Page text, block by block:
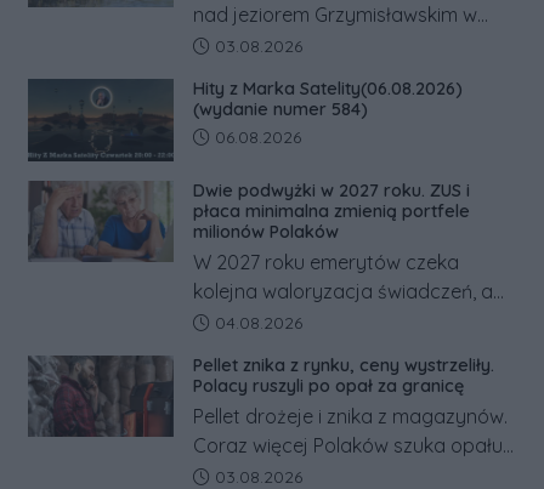
nad jeziorem Grzymisławskim w
powiecie śremskim zakończyło się
odwrócić nawet natychmiastowe
działania służb ratunkowych.
Data dodania artykułu:
03.08.2026
Hity z Marka Satelity(06.08.2026)
(wydanie numer 584)
Data dodania artykułu:
06.08.2026
Dwie podwyżki w 2027 roku. ZUS i
płaca minimalna zmienią portfele
milionów Polaków
W 2027 roku emerytów czeka
kolejna waloryzacja świadczeń, a
pracowników podwyżka płacy
tym zmianom zyskają.
Data dodania artykułu:
04.08.2026
Pellet znika z rynku, ceny wystrzeliły.
Polacy ruszyli po opał za granicę
Pellet drożeje i znika z magazynów.
Coraz więcej Polaków szuka opału
za granicą, gdzie bywa nawet
Data dodania artykułu:
03.08.2026